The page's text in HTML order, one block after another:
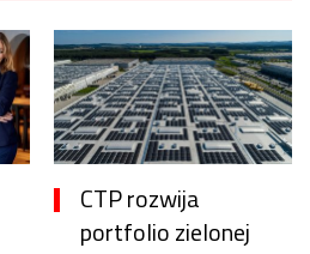
CTP rozwija
portfolio zielonej